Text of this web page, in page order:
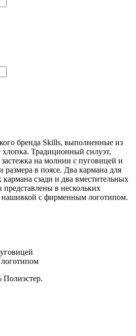
бренда Skills, выполненные из
Традиционный силуэт,
на молнии с пуговицей и
размера в поясе. Два кармана для
сзади и два вместительных
в нескольких
нашивкой с фирменным логотипом.
Полиэстер.